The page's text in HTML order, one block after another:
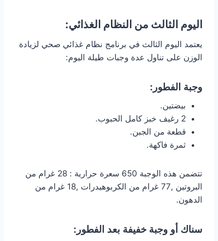
اليوم الثالث من النظام الغذائي:
يعتمد اليوم الثالث في برنامج نظام غذائي صحي لزيادة
الوزن على تناول عدة وجبات طيلة اليوم:
وجبة الفطور:
بيضتين.
2 رغيف خبز كامل الحبوب.
قطعة من الجبن.
ثمرة فاكهة.
تتضمن هذه الوجبة 650 سعرة حرارية : 28 غرام من
البروتين ,77 غرام من الكربوهيدرات ,18 غرام من
الدهون.
سناك أو وجبة خفيفة بعد الفطور: